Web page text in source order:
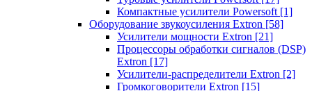
Компактные усилители Powersoft [1]
Оборудование звукоусиления Extron [58]
Усилители мощности Extron [21]
Процессоры обработки сигналов (DSP)
Extron [17]
Усилители-распределители Extron [2]
Громкоговорители Extron [15]